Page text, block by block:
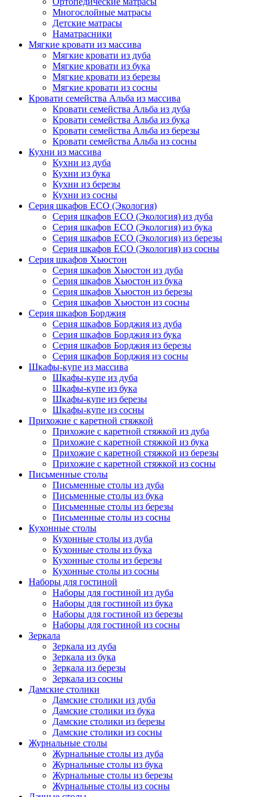
Многослойные матрасы
Детские матрасы
Наматрасники
Мягкие кровати из массива
Мягкие кровати из дуба
Мягкие кровати из бука
Мягкие кровати из березы
Мягкие кровати из сосны
Кровати семейства Альба из массива
Кровати семейства Альба из дуба
Кровати семейства Альба из бука
Кровати семейства Альба из березы
Кровати семейства Альба из сосны
Кухни из массива
Кухни из дуба
Кухни из бука
Кухни из березы
Кухни из сосны
Серия шкафов ECO (Экология)
Серия шкафов ECO (Экология) из дуба
Серия шкафов ECO (Экология) из бука
Серия шкафов ECO (Экология) из березы
Серия шкафов ECO (Экология) из сосны
Серия шкафов Хьюстон
Серия шкафов Хьюстон из дуба
Серия шкафов Хьюстон из бука
Серия шкафов Хьюстон из березы
Серия шкафов Хьюстон из сосны
Серия шкафов Борджия
Серия шкафов Борджия из дуба
Серия шкафов Борджия из бука
Серия шкафов Борджия из березы
Серия шкафов Борджия из сосны
Шкафы-купе из массива
Шкафы-купе из дуба
Шкафы-купе из бука
Шкафы-купе из березы
Шкафы-купе из сосны
Прихожие с каретной стяжкой
Прихожие с каретной стяжкой из дуба
Прихожие с каретной стяжкой из бука
Прихожие с каретной стяжкой из березы
Прихожие с каретной стяжкой из сосны
Письменные столы
Письменные столы из дуба
Письменные столы из бука
Письменные столы из березы
Письменные столы из сосны
Кухонные столы
Кухонные столы из дуба
Кухонные столы из бука
Кухонные столы из березы
Кухонные столы из сосны
Наборы для гостиной
Наборы для гостиной из дуба
Наборы для гостиной из бука
Наборы для гостиной из березы
Наборы для гостиной из сосны
Зеркала
Зеркала из дуба
Зеркала из бука
Зеркала из березы
Зеркала из сосны
Дамские столики
Дамские столики из дуба
Дамские столики из бука
Дамские столики из березы
Дамские столики из сосны
Журнальные столы
Журнальные столы из дуба
Журнальные столы из бука
Журнальные столы из березы
Журнальные столы из сосны